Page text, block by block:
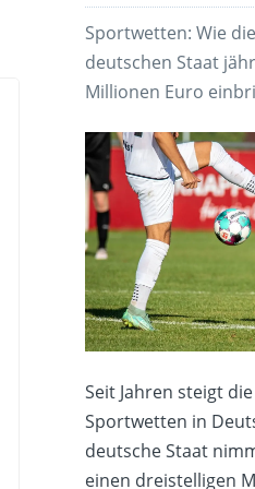
Sportwetten: Wie
deutschen Staat
Millionen Euro
Seit Jahren steigt
Sportwetten in
deutsche Staat
einen dreistelligen